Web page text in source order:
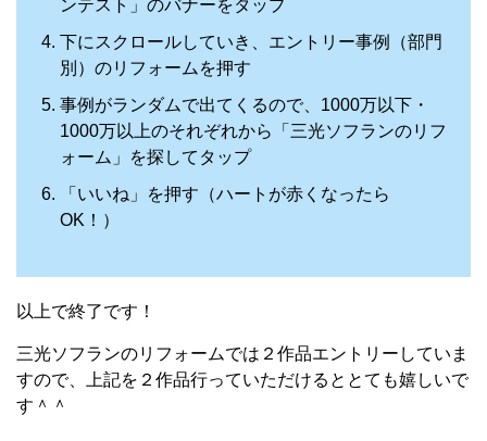
ンテスト」のバナーをタップ
下にスクロールしていき、エントリー事例（部門
別）のリフォームを押す
事例がランダムで出てくるので、1000万以下・
1000万以上のそれぞれから「三光ソフランのリフ
ォーム」を探してタップ
「いいね」を押す（ハートが赤くなったら
OK！）
以上で終了です！
三光ソフランのリフォームでは２作品エントリーしていま
すので、上記を２作品行っていただけるととても嬉しいで
す＾＾